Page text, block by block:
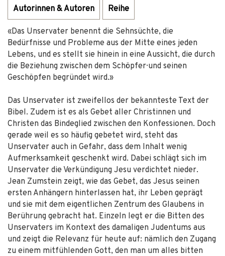
Autorinnen & Autoren Reihe
«Das Unservater benennt die Sehnsüchte, die
Bedürfnisse und Probleme aus der Mitte eines jeden
Lebens, und es stellt sie hinein in eine Aussicht, die durch
die Beziehung zwischen dem Schöpfer· und seinen
Geschöpfen begründet wird.»
Das Unservater ist zweifellos der bekannteste Text der
Bibel. Zudem ist es als Gebet aller Christinnen und
Christen das Bindeglied zwischen den Konfessionen. Doch
gerade weil es so häufig gebetet wird, steht das
Unservater auch in Gefahr, dass dem Inhalt wenig
Aufmerksamkeit geschenkt wird. Dabei schlägt sich im
Unservater die Verkündigung Jesu verdichtet nieder.
Jean Zumstein zeigt, wie das Gebet, das Jesus seinen
ersten Anhängern hinterlassen hat, ihr Leben geprägt
und sie mit dem eigentlichen Zentrum des Glaubens in
Berührung gebracht hat. Einzeln legt er die Bitten des
Unservaters im Kontext des damaligen Judentums aus
und zeigt die Relevanz für heute auf: nämlich den Zugang
zu einem mitfühlenden Gott, den man um alles bitten